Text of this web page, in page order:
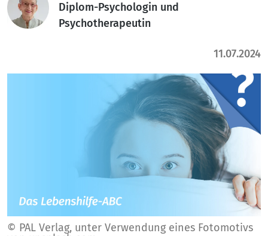
Diplom-Psychologin und
Psychotherapeutin
11.07.2024
© PAL Verlag, unter Verwendung eines Fotomotivs